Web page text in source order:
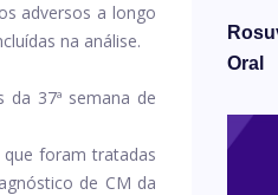
adversos a longo
na análise.
da 37ª semana de
foram tratadas
de CM da
Oral